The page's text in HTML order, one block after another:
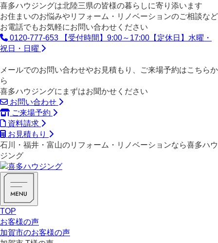
喜多ハウジングは北陸三県の皆様の暮らしに寄り添います
お住まいのお悩みやリフォーム・リノベーションのご相談など
お電話でもお気軽にお問い合わせください
0120-777-653
【受付時間】9:00～17:00【定休日】水曜・
祝日・日曜
メールでのお問い合わせやお見積もり、ご来場予約はこちらか
ら
喜多ハウジングにまずはお聞かせください
お問い合わせ
ご来場予約
資料請求
お見積もり
石川・福井・富山のリフォーム・リノベーションなら喜多ハウ
ジング
TOP
お客様の声
加賀市のお客様の声